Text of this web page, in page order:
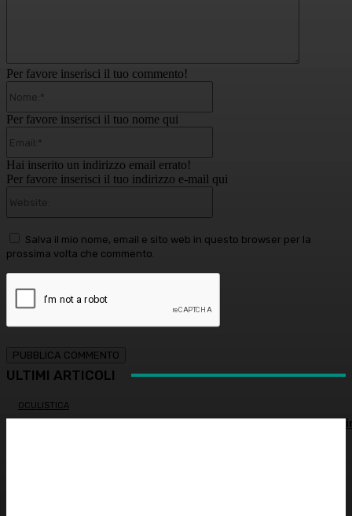
Per favore inserisci il tuo commento!
Per favore inserisci il tuo nome qui
Hai inserito un indirizzo email errato!
Per favore inserisci il tuo indirizzo e-mail qui
Salva il mio nome, email e sito web in questo browser per la
prossima volta che commento.
ULTIMI ARTICOLI
OCULISTICA
Trapianto di cornea ad altissimo rischio riuscito al